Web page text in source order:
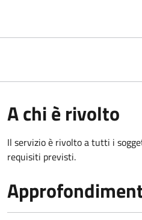
A chi è rivolto
Il servizio è rivolto a tutti i
requisiti previsti.